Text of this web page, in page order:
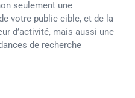
seulement une
votre public cible, et de la
d’activité, mais aussi une
de recherche